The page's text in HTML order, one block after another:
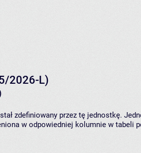
2026-L)
zdefiniowany przez tę jednostkę.
w odpowiedniej kolumnie w tabeli